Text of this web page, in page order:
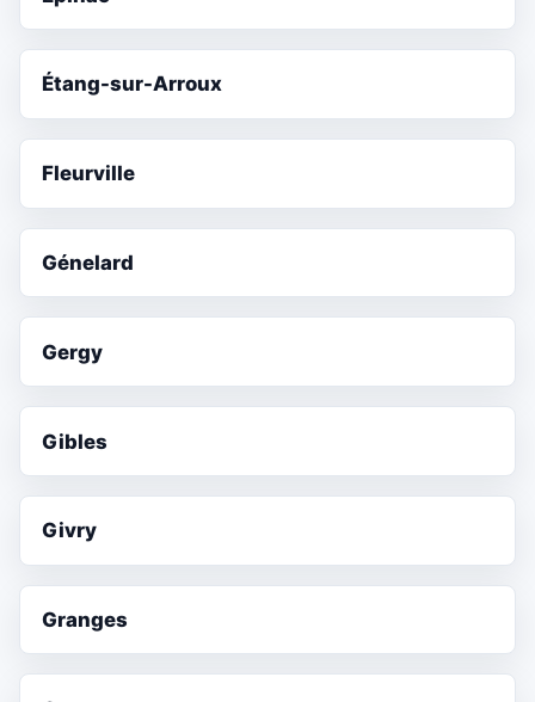
Étang-sur-Arroux
Fleurville
Génelard
Gergy
Gibles
Givry
Granges